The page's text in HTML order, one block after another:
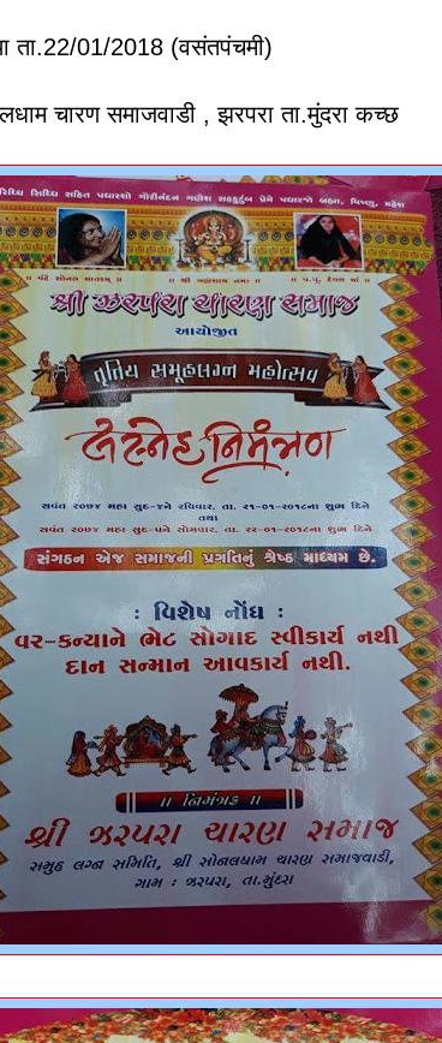
ता.22/01/2018 (वसंतपंचमी)
चारण समाजवाडी , झरपरा ता.मुंदरा कच्छ